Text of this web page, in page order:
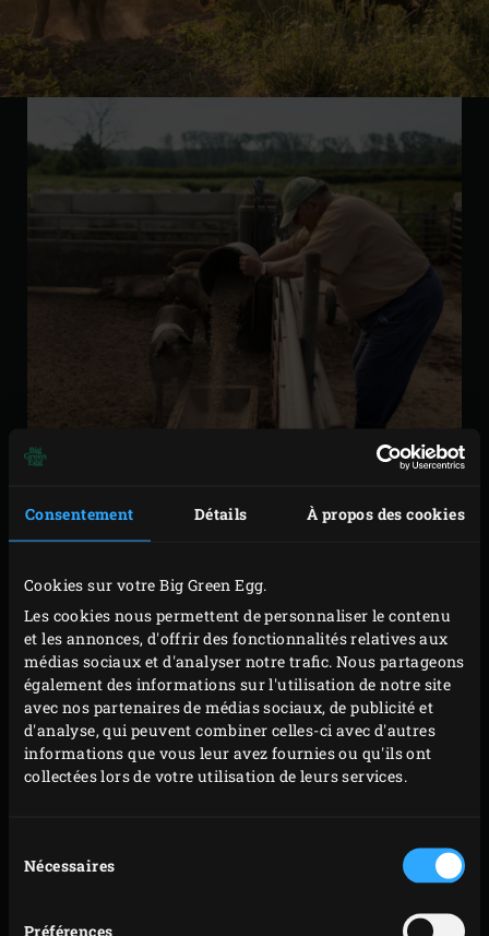
Consentement Détails À propos des cookies
Cookies sur votre Big Green Egg.
Les cookies nous permettent de personnaliser le contenu
et les annonces, d'offrir des fonctionnalités relatives aux
médias sociaux et d'analyser notre trafic. Nous partageons
également des informations sur l'utilisation de notre site
avec nos partenaires de médias sociaux, de publicité et
d'analyse, qui peuvent combiner celles-ci avec d'autres
informations que vous leur avez fournies ou qu'ils ont
collectées lors de votre utilisation de leurs services.
duNécessaires
Préférences
UN SECRET BIEN GARDÉ
C’est la raison pour laquelle les exploitants d’élevages
sont de plus en plus nombreux à développer, en
collaboration ou non avec d’autres éleveurs, des
initiatives dans le cadre desquelles ils proposent leur
viande sous leur propre label. Ils choisissent de travailler
selon une philosophie artisanale, dans le respect des
d’une race donnée, comme Duroc, Piëtrain, Large white,
ou au contraire un croisement de plusieurs races